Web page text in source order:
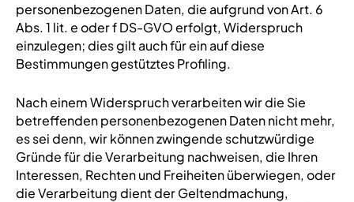
personenbezogenen Daten, die aufgrund von Art. 6
Abs. 1 lit. e oder f DS-GVO erfolgt, Widerspruch
einzulegen; dies gilt auch für ein auf diese
Bestimmungen gestütztes Profiling.
Nach einem Widerspruch verarbeiten wir die Sie
betreffenden personenbezogenen Daten nicht mehr,
es sei denn, wir können zwingende schutzwürdige
Gründe für die Verarbeitung nachweisen, die Ihren
Interessen, Rechten und Freiheiten überwiegen, oder
die Verarbeitung dient der Geltendmachung,